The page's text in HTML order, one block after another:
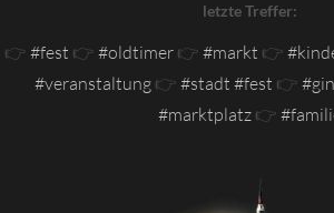
letzte Treffer:
👉 #fest 👉 #oldtimer 👉 #markt 👉
#veranstaltung👉 #stadt #fest 👉
#marktplatz👉